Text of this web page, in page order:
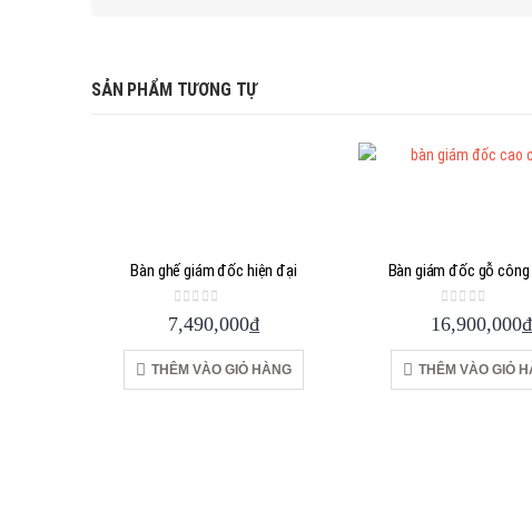
SẢN PHẨM TƯƠNG TỰ
Bàn ghế giám đốc hiện đại
0 out of 5
7,490,000₫
THÊM VÀO GIỎ HÀNG
Bàn giám đốc gỗ công
0out of 5
16,900,000₫
THÊM VÀO GIỎ